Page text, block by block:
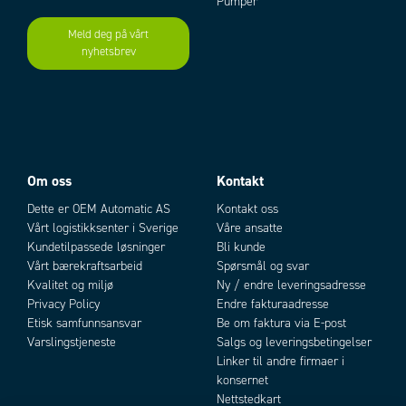
Add to existing cart row
Meld deg på vårt
nyhetsbrev
Om oss
Dette er OEM Automatic AS
Vårt logistikksenter i Sverige
Kundetilpassede løsninger
Vårt bærekraftsarbeid
Kvalitet og miljø
Privacy Policy
Etisk samfunnsansvar
Varslingstjeneste
Kontakt
Kontakt oss
Våre ansatte
Bli kunde
Spørsmål og svar
Ny / endre leveringsadresse
Endre fakturaadresse
Be om faktura via E-post
Salgs og leveringsbetingelser
Linker til andre firmaer i
konsernet
Nettstedkart